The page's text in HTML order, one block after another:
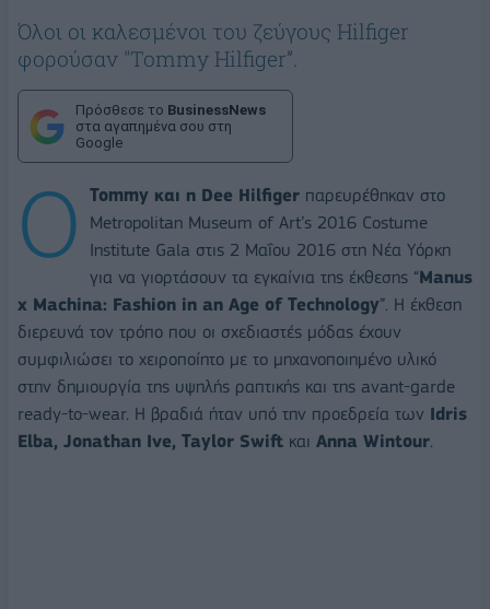
Όλοι οι καλεσμένοι του ζεύγους Hilfiger
φορούσαν "Tommy Hilfiger”.
Πρόσθεσε το BusinessNews
στα αγαπημένα σου στη
Google
Ο Tommy και η Dee Hilfiger παρευρέθηκαν στο
Metropolitan Museum of Art’s 2016 Costume
Institute Gala στις 2 Μαΐου 2016 στη Νέα Υόρκη
για να γιορτάσουν τα εγκαίνια της έκθεσης “Manus
x Machina: Fashion in an Age of Technology”. Η έκθεση
διερευνά τον τρόπο που οι σχεδιαστές μόδας έχουν
συμφιλιώσει το χειροποίητο με τo μηχανοποιημένο υλικό
στην δημιουργία της υψηλής ραπτικής και της avant-garde
ready-to-wear. Η βραδιά ήταν υπό την προεδρεία των Idris
Elba, Jonathan Ive, Taylor Swift και Anna Wintour.